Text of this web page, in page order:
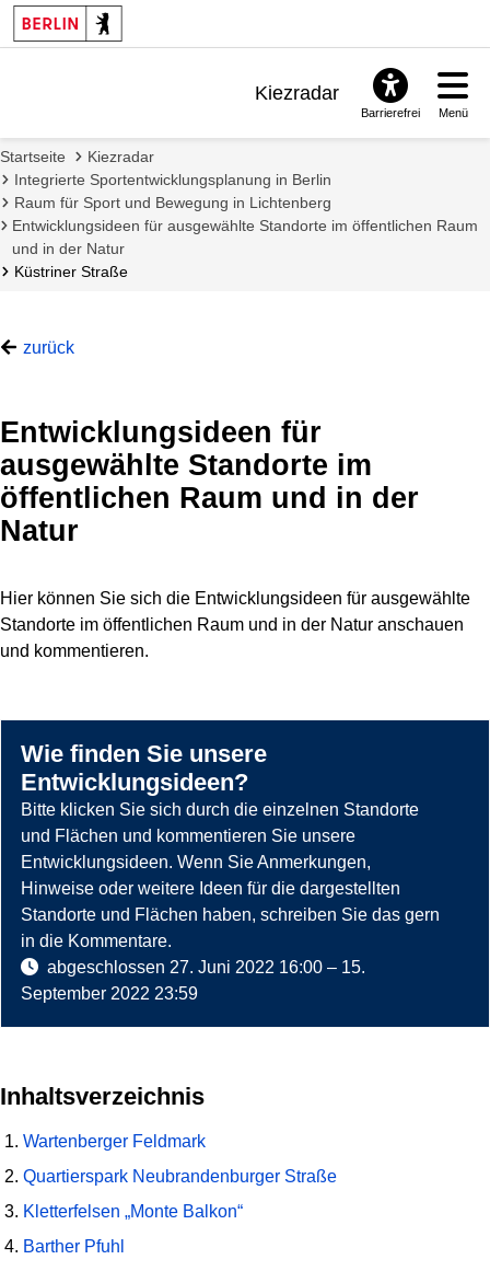
Kiezradar
Barrierefrei Menü
Startseite
Kiezradar
Integrierte Sportentwicklungsplanung in Berlin
Raum für Sport und Bewegung in Lichtenberg
Entwicklungsideen für ausgewählte Standorte im öffentlichen Raum
und in der Natur
Küstriner Straße
zurück
Entwicklungsideen für
ausgewählte Standorte im
öffentlichen Raum und in der
Natur
Hier können Sie sich die Entwicklungsideen für ausgewählte
Standorte im öffentlichen Raum und in der Natur anschauen
und kommentieren.
Wie finden Sie unsere
Entwicklungsideen?
Bitte klicken Sie sich durch die einzelnen Standorte
und Flächen und kommentieren Sie unsere
Entwicklungsideen. Wenn Sie Anmerkungen,
Hinweise oder weitere Ideen für die dargestellten
Standorte und Flächen haben, schreiben Sie das gern
in die Kommentare.
abgeschlossen 27. Juni 2022 16:00 – 15.
September 2022 23:59
Inhaltsverzeichnis
Wartenberger Feldmark
Quartierspark Neubrandenburger Straße
Kletterfelsen „Monte Balkon“
Barther Pfuhl